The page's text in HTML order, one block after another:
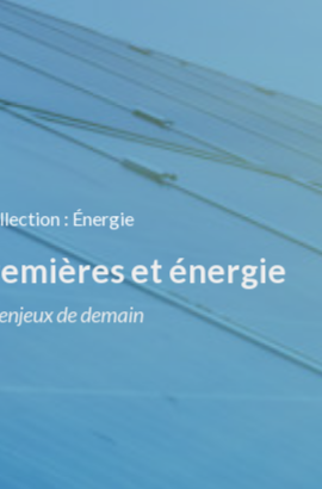
: Énergie
et énergie
de demain